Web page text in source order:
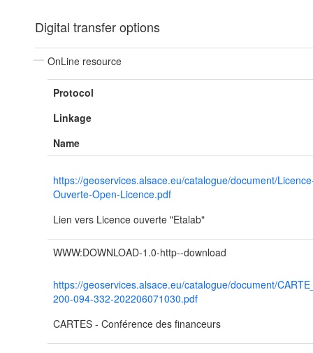
Digital transfer options
OnLine resource
Protocol
Linkage
Name
https://geoservices.alsace.eu/catalogue/document/
Ouverte-Open-Licence.pdf
Lien vers Licence ouverte "Etalab"
WWW:DOWNLOAD-1.0-http--download
https://geoservices.alsace.eu/catalogue/document/
200-094-332-202206071030.pdf
CARTES - Conférence des financeurs